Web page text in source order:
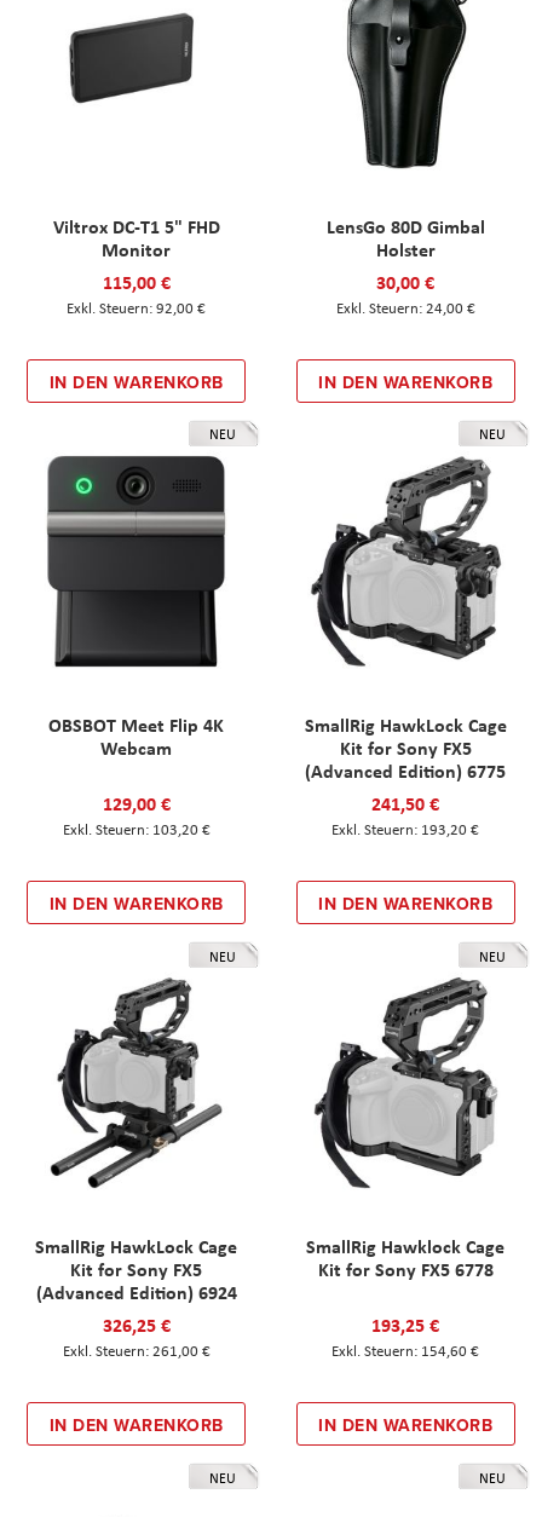
Viltrox DC-T1 5" FHD
Monitor
115,00 €
92,00 €
IN DEN WARENKORB
LensGo 80D Gimbal
Holster
30,00 €
24,00 €
IN DEN WARENKORB
NEU
OBSBOT Meet Flip 4K
Webcam
129,00 €
103,20 €
IN DEN WARENKORB
NEU
SmallRig HawkLock Cage
Kit for Sony FX5
(Advanced Edition) 6775
241,50 €
193,20 €
IN DEN WARENKORB
NEU
SmallRig HawkLock Cage
Kit for Sony FX5
(Advanced Edition) 6924
326,25 €
261,00 €
IN DEN WARENKORB
NEU
SmallRig Hawklock Cage
Kit for Sony FX5 6778
193,25 €
154,60 €
IN DEN WARENKORB
NEU NEU